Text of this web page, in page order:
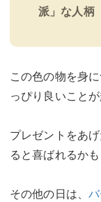
派」な人柄
この色の物を身
っぴり良いこと
プレゼントをあ
ると喜ばれるか
その他の日は、